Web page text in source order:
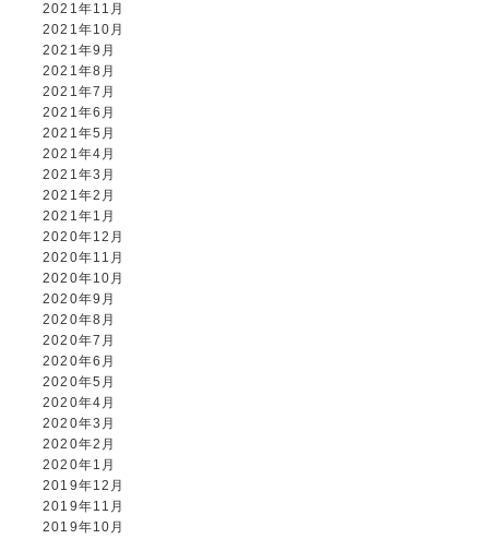
2021年11月
2021年10月
2021年9月
2021年8月
2021年7月
2021年6月
2021年5月
2021年4月
2021年3月
2021年2月
2021年1月
2020年12月
2020年11月
2020年10月
2020年9月
2020年8月
2020年7月
2020年6月
2020年5月
2020年4月
2020年3月
2020年2月
2020年1月
2019年12月
2019年11月
2019年10月